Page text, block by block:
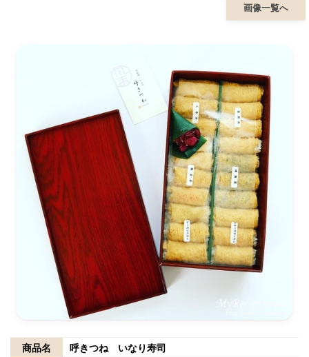
画像一覧へ
商品名
呼きつね いなり寿司